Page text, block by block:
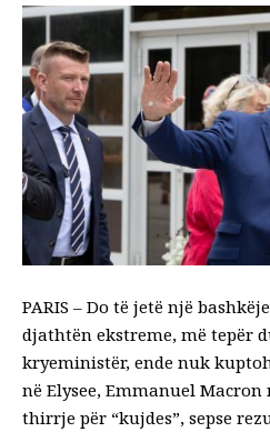
PARIS – Do të jetë një
djathtën ekstreme, më tepër
kryeministër, ende nuk
në Elysee, Emmanuel
thirrje për “kujdes”, sepse